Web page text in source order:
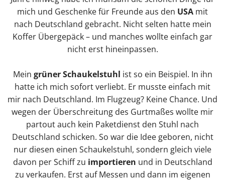
mich und Geschenke für Freunde aus den USA mit
nach Deutschland gebracht. Nicht selten hatte mein
Koffer Übergepäck – und manches wollte einfach gar
nicht erst hineinpassen.
Mein grüner Schaukelstuhl ist so ein Beispiel. In ihn
hatte ich mich sofort verliebt. Er musste einfach mit
mir nach Deutschland. Im Flugzeug? Keine Chance. Und
wegen der Überschreitung des Gurtmaßes wollte mir
partout auch kein Paketdienst den Stuhl nach
Deutschland schicken. So war die Idee geboren, nicht
nur diesen einen Schaukelstuhl, sondern gleich viele
davon per Schiff zu importieren und in Deutschland
zu verkaufen. Erst auf Messen und dann im eigenen